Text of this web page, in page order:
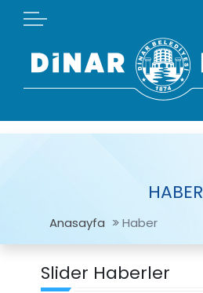
HABER
Anasayfa Haber
Slider Haberler